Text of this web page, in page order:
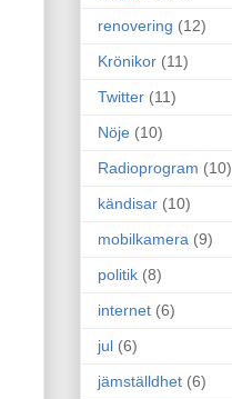
renovering (12)
Krönikor (11)
Twitter (11)
Nöje (10)
Radioprogram (10)
kändisar (10)
mobilkamera (9)
politik (8)
internet (6)
jul (6)
jämställdhet (6)